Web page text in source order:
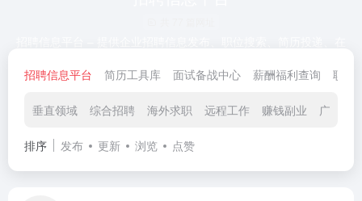
种岗位类型，支持按行业、城市、薪资、经验等多维度筛选，连接
才。
招聘信息平台 简历工具库 面试备战中心 薪酬福利查询​ 职场
垂直领域 综合招聘 海外求职 远程工作 赚钱副业 广告联
排序 发布 更新 浏览 点赞